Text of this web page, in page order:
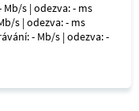
s | odezva: - ms
s | odezva: - ms
- Mb/s | odezva: -